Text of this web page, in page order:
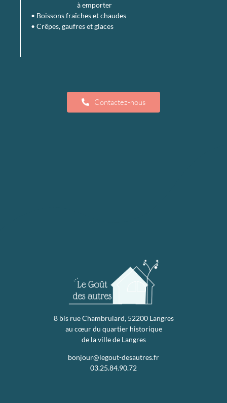
à emporter
• Boissons fraîches et chaudes
• Crêpes, gaufres et glaces
Contactez-nous
8 bis rue Chambrulard, 52200 Langres
au cœur du quartier historique
de la ville de Langres
bonjour@legout-desautres.fr
03.25.84.90.72